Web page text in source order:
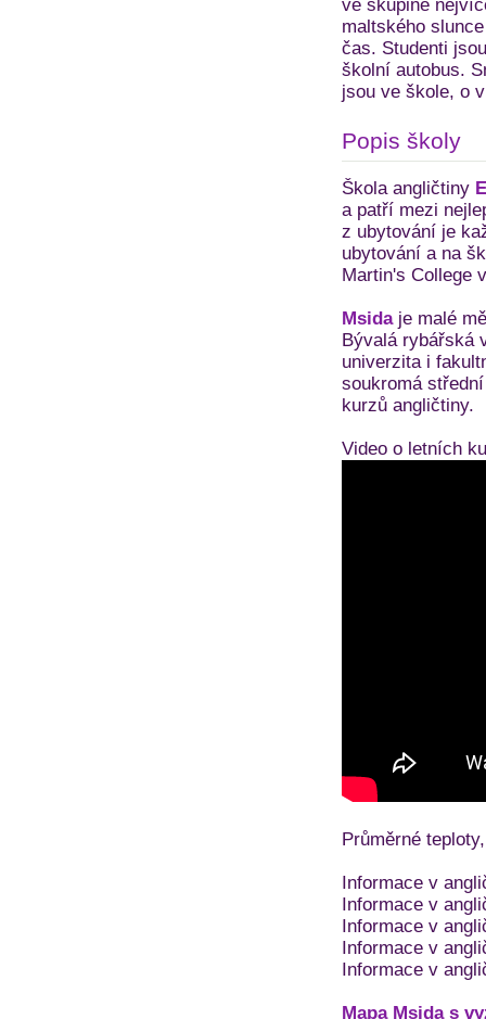
ve skupině
maltského
čas. Studenti
školní autobus.
jsou ve škole, o
Popis školy
Škola angličtiny
a patří mezi
z ubytování je
ubytování a na
Martin's College
Msidaje malé
Bývalá rybářská
univerzita i
soukromá
kurzů angličtiny.
Video o letních
Průměrné
Informace v
Informace v
Informace v
Informace v
Informace v
Mapa Msida s